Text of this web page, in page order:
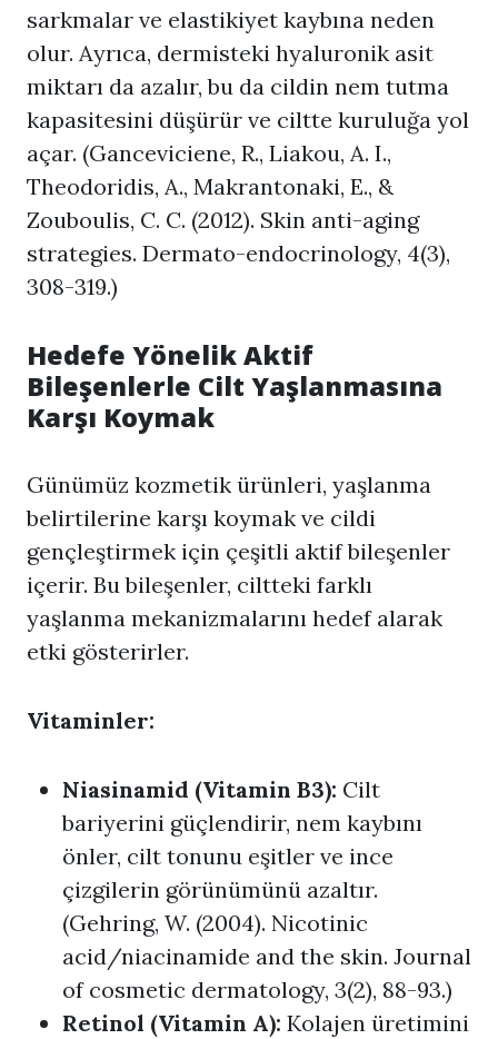
sarkmalar ve elastikiyet kaybına neden
olur. Ayrıca, dermisteki hyaluronik asit
miktarı da azalır, bu da cildin nem tutma
kapasitesini düşürür ve ciltte kuruluğa yol
açar. (Ganceviciene, R., Liakou, A. I.,
Theodoridis, A., Makrantonaki, E., &
Zouboulis, C. C. (2012). Skin anti-aging
strategies. Dermato-endocrinology, 4(3),
308-319.)
Hedefe Yönelik Aktif
Bileşenlerle Cilt Yaşlanmasına
Karşı Koymak
Günümüz kozmetik ürünleri, yaşlanma
belirtilerine karşı koymak ve cildi
gençleştirmek için çeşitli aktif bileşenler
içerir. Bu bileşenler, ciltteki farklı
yaşlanma mekanizmalarını hedef alarak
etki gösterirler.
Vitaminler:
Niasinamid (Vitamin B3): Cilt
bariyerini güçlendirir, nem kaybını
önler, cilt tonunu eşitler ve ince
çizgilerin görünümünü azaltır.
(Gehring, W. (2004). Nicotinic
acid/niacinamide and the skin. Journal
of cosmetic dermatology, 3(2), 88-93.)
Retinol (Vitamin A): Kolajen üretimini